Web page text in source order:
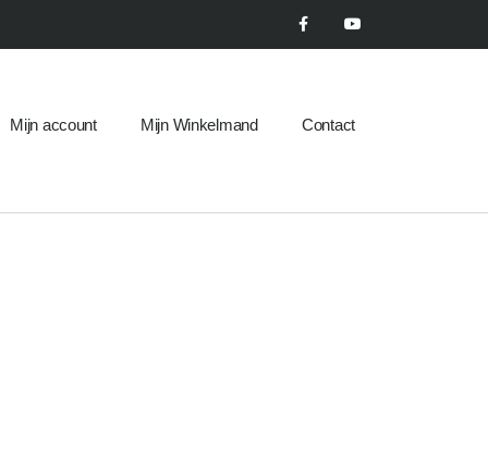
Mijn account Mijn Winkelmand Contact